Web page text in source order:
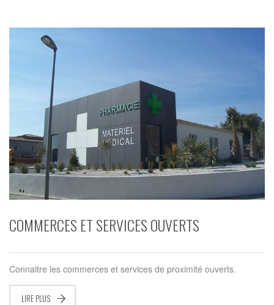
COMMERCES ET SERVICES OUVERTS
Connaitre les commerces et services de proximité ouverts.
LIRE PLUS